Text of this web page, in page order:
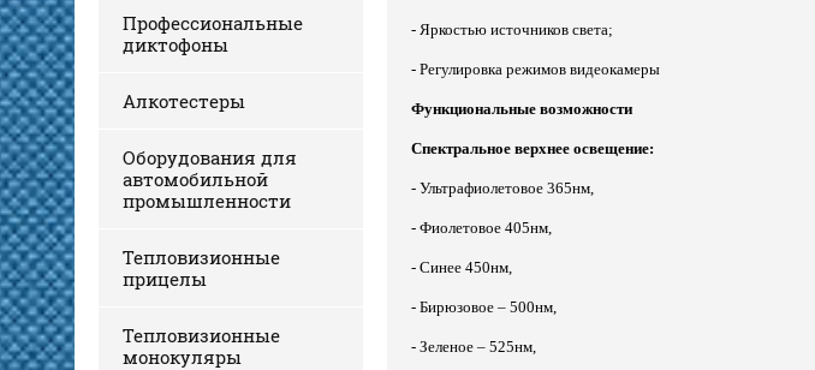
Профессиональные
диктофоны
Алкотестеры
Оборудования для
автомобильной
промышленности
Тепловизионные
прицелы
Тепловизионные
монокуляры
- Яркостью источников света;
- Регулировка режимов видеокамеры
Функциональные возможности
Спектральное верхнее освещение:
- Ультрафиолетовое 365нм,
- Фиолетовое 405нм,
- Синее 450нм,
- Бирюзовое – 500нм,
- Зеленое – 525нм,